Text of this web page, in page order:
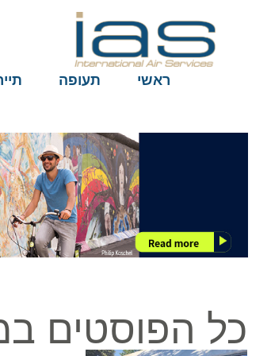
ראשי תעופה תיירות
כל הפוסטים